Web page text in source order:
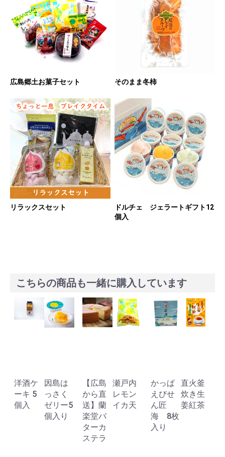
広島郷土お菓子セット そのまま冬柿
リラックスセット
ドルチェ ジェラートギフト12
個入
こちらの商品も一緒に購入しています
洋酒ケ
ーキ 5
個入
因島は
っさく
ゼリー5
個入り
【広島
から直
送】蘭
楽堂バ
ターカ
ステラ
瀬戸内
レモン
イカ天
かっぱ
えびせ
ん匠
海 8枚
入り
直火釜
炊き生
姜紅茶